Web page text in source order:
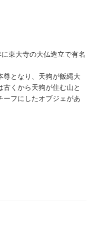
東大寺の大仏造立で有名
尊となり、天狗が飯縄大
くから天狗が住む山と
ーフにしたオブジェがあ